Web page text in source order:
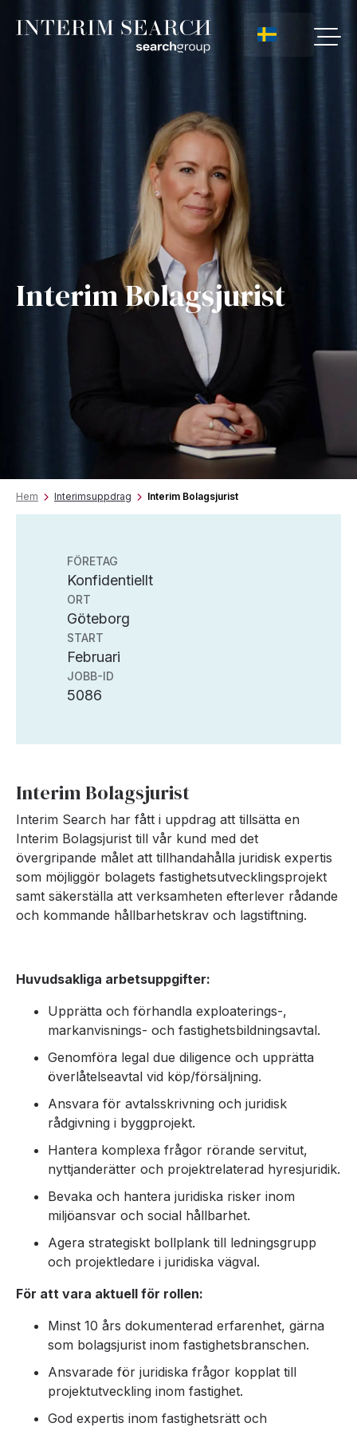
Interim Bolagsjurist
Hem Interimsuppdrag Interim Bolagsjurist
FÖRETAG
Konfidentiellt
ORT
Göteborg
START
Februari
JOBB-ID
5086
Interim Bolagsjurist
Interim Search har fått i uppdrag att tillsätta en
Interim Bolagsjurist till vår kund med det
övergripande målet att tillhandahålla juridisk expertis
som möjliggör bolagets fastighetsutvecklingsprojekt
samt säkerställa att verksamheten efterlever rådande
och kommande hållbarhetskrav och lagstiftning.
Huvudsakliga arbetsuppgifter:
Upprätta och förhandla exploaterings-,
markanvisnings- och fastighetsbildningsavtal.
Genomföra legal due diligence och upprätta
överlåtelseavtal vid köp/försäljning.
Ansvara för avtalsskrivning och juridisk
rådgivning i byggprojekt.
Hantera komplexa frågor rörande servitut,
nyttjanderätter och projektrelaterad hyresjuridik.
Bevaka och hantera juridiska risker inom
miljöansvar och social hållbarhet.
Agera strategiskt bollplank till ledningsgrupp
och projektledare i juridiska vägval.
För att vara aktuell för rollen:
Minst 10 års dokumenterad erfarenhet, gärna
som bolagsjurist inom fastighetsbranschen.
Ansvarade för juridiska frågor kopplat till
projektutveckling inom fastighet.
God expertis inom fastighetsrätt och